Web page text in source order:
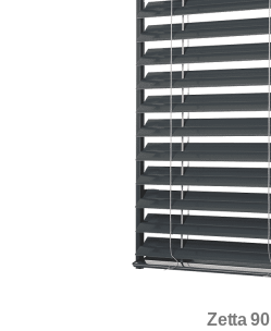
Zetta 90